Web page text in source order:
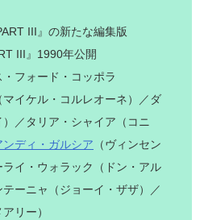
III』の新たな編集版
III』1990年公開
フォード・コッポラ
イケル・コルレオーネ）／ダ
／タリア・シャイア（コニ
ンディ・ガルシア （ヴィンセン
ライ・ウォラック（ドン・アル
ーニャ（ジョーイ・ザザ）／
リー）